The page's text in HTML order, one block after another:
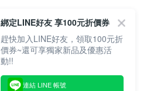
綁定LINE好友 享100元折價券
趕快加入LINE好友，領取100元折
價券~還可享獨家新品及優惠活
動!!
連結 LINE 帳號